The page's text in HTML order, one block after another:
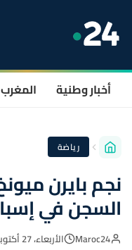
أخبار وطنية
رياضة
نجم بايرن
السجن في
Maroc24 الأربعاء، 27 أكتوبر 2021 - 23:22